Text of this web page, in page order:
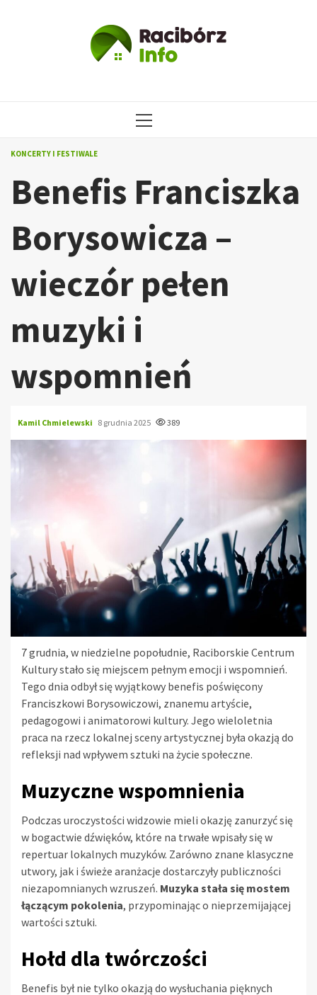
MENU
KONCERTY I FESTIWALE
Benefis Franciszka
Borysowicza –
wieczór pełen
muzyki i
wspomnień
Kamil Chmielewski 8 grudnia 2025 389
7 grudnia, w niedzielne popołudnie, Raciborskie Centrum
Kultury stało się miejscem pełnym emocji i wspomnień.
Tego dnia odbył się wyjątkowy benefis poświęcony
Franciszkowi Borysowiczowi, znanemu artyście,
pedagogowi i animatorowi kultury. Jego wieloletnia
praca na rzecz lokalnej sceny artystycznej była okazją do
refleksji nad wpływem sztuki na życie społeczne.
Muzyczne wspomnienia
Podczas uroczystości widzowie mieli okazję zanurzyć się
w bogactwie dźwięków, które na trwałe wpisały się w
repertuar lokalnych muzyków. Zarówno znane klasyczne
utwory, jak i świeże aranżacje dostarczyły publiczności
niezapomnianych wzruszeń. Muzyka stała się mostem
łączącym pokolenia, przypominając o nieprzemijającej
wartości sztuki.
Hołd dla twórczości
Benefis był nie tylko okazją do wysłuchania pięknych